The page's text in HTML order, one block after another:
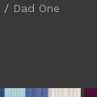
Dad One